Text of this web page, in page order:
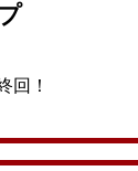
回！